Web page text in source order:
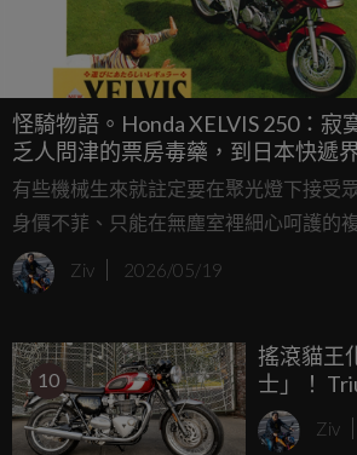
怪騎物語。Honda XELVIS 250：寂
乏人問津的票房毒藥，到日本快遞
公里不壞神話！
有些機械生來就註定要在聚光燈下接受
身價不菲、只能在無塵室裡細心呵護的
世界上總有一種更令人起敬的機械，它
濘，卻能像卡西歐 G-Shock 一樣在最惡
的轉速機器，卻往往忽略了甘願褪去戰
中撐起物流命脈的無名英雄。
Ziv 2026/05/19
10
搖滾貓王
士」！
T120
限量925
Ziv